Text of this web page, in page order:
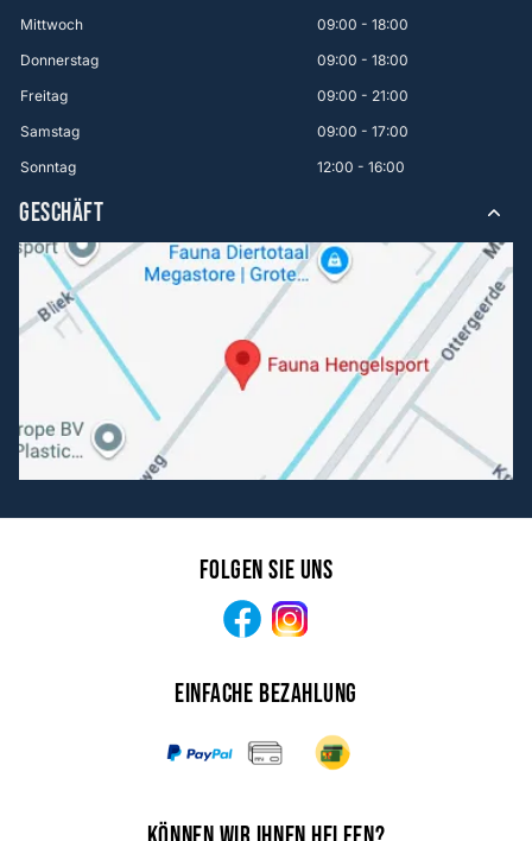
Mittwoch
09:00 - 18:00
Donnerstag
09:00 - 18:00
Freitag
09:00 - 21:00
Samstag
09:00 - 17:00
Sonntag
12:00 - 16:00
GESCHÄFT
Folgen Sie uns
Facebook
Einfache Bezahlung